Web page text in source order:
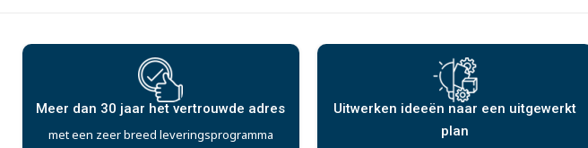
Meer dan 30 jaar het vertrouwde adres
met een zeer breed leveringsprogramma
Uitwerken ideeën naar een uitgewerkt
plan